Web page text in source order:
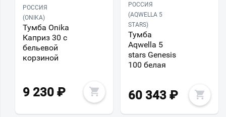
РОССИЯ
(ONIKA)
Тумба Onika
Каприз 30 с
бельевой
корзиной
9 230 ₽
РОССИЯ
(AQWELLA 5
STARS)
Тумба
Aqwella 5
stars Genesis
100 белая
60 343 ₽